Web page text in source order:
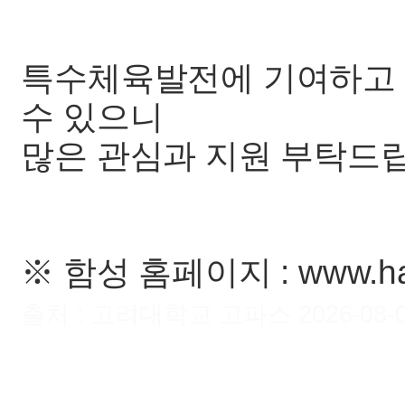
특수체육발전에 기여하
수 있으니
많은 관심과 지원 부탁드
※ 함성 홈페이지 :